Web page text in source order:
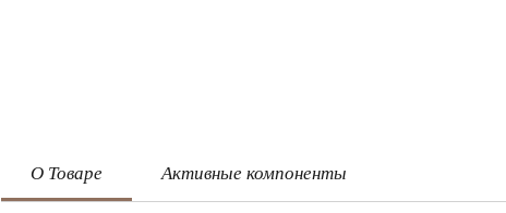
О Товаре Активные компоненты